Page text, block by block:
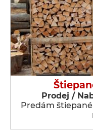
Prodej /
Predám